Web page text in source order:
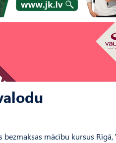
mācību kursus Rīgā,